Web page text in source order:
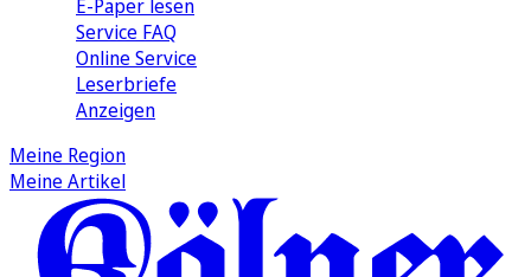
E-Paper lesen
Service FAQ
Online Service
Leserbriefe
Anzeigen
Meine Region
Meine Artikel